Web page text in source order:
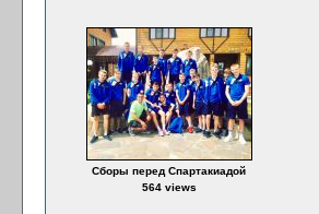
Сборы перед Спартакиадой
564 views